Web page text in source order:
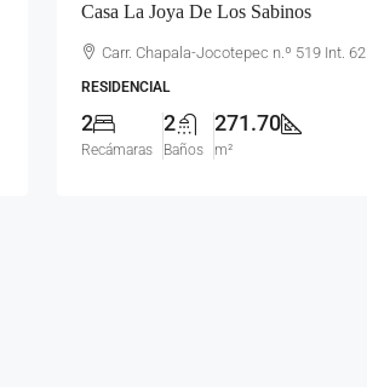
Casa La Joya De Los Sabinos
Carr. Chapala-Jocotepec n.º 519 Int. 62
RESIDENCIAL
2
Recámaras
2
Baños
271.70
m²